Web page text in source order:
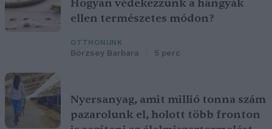
Hogyan védekezzünk a hangyák
ellen természetes módon?
OTTHONUNK
Börzsey Barbara 5 perc
Nyersanyag, amit millió tonna szám
pazarolunk el, holott több fronton